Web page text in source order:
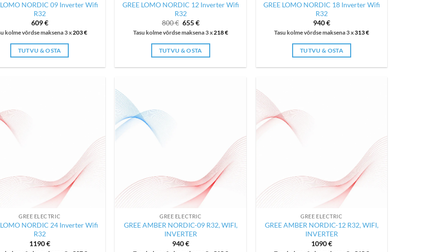
LOMO NORDIC 09 Inverter Wifi
R32
609€
kolme võrdse maksena 3 x203€
TUTVU & OSTA
GREE LOMO NORDIC 12 Inverter Wifi
R32
800€ Algne
hind
oli:
800 €.
655€Current
price
is:
655 €.
Tasu kolme võrdse maksena 3 x218€
TUTVU & OSTA
GREE LOMO NORDIC 18 Inverter Wifi
R32
940€
Tasu kolme võrdse maksena 3 x313€
TUTVU & OSTA
GREE ELECTRIC
LOMO NORDIC 24 Inverter Wifi
R32
1190€
GREE ELECTRIC
GREE AMBER NORDIC-09 R32, WIFI,
INVERTER
940€
GREE ELECTRIC
GREE AMBER NORDIC-12 R32, WIFI,
INVERTER
1090€